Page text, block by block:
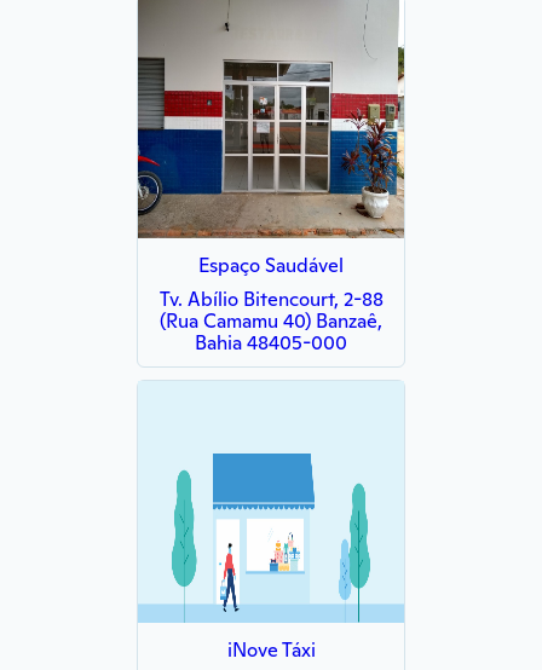
Espaço Saudável
Tv. Abílio Bitencourt, 2-88
(Rua Camamu 40) Banzaê,
Bahia 48405-000
iNove Táxi